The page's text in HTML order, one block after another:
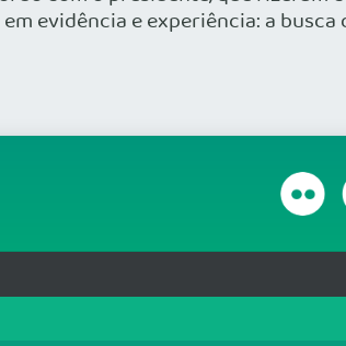
evidência e experiência: a busca